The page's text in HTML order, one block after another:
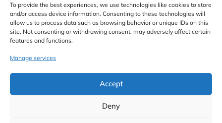
To provide the best experiences, we use technologies like cookies to store
and/or access device information. Consenting to these technologies will
allow us to process data such as browsing behavior or unique IDs on this
site. Not consenting or withdrawing consent, may adversely affect certain
features and functions.
Manage services
Accept
Deny
się, w jaki sposób przetwarzane są dane Twoich
komentarzy.